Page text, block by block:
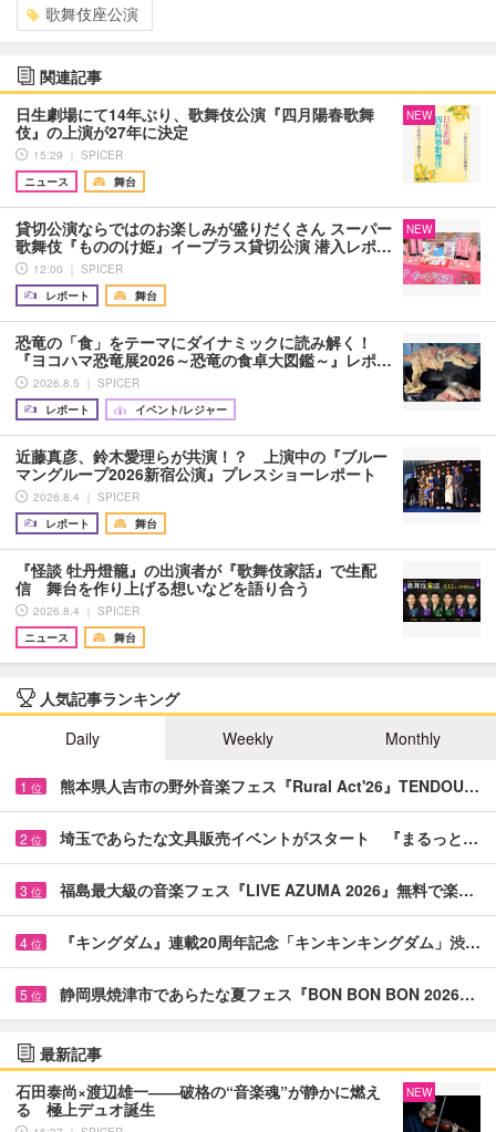
歌舞伎座公演
関連記事
日生劇場にて14年ぶり、歌舞伎公演『四月陽春歌舞
伎』の上演が27年に決定
15:29 ｜ SPICER
ニュース
舞台
NEW
貸切公演ならではのお楽しみが盛りだくさん スーパー
歌舞伎『もののけ姫』イープラス貸切公演 潜入レポ…
12:00 ｜ SPICER
レポート
舞台
NEW
恐竜の「食」をテーマにダイナミックに読み解く！
『ヨコハマ恐竜展2026～恐竜の食卓大図鑑～』レポ…
2026.8.5 ｜ SPICER
レポート
イベント/レジャー
近藤真彦、鈴木愛理らが共演！？ 上演中の『ブルー
マングループ2026新宿公演』プレスショーレポート
2026.8.4 ｜ SPICER
レポート
舞台
『怪談 牡丹燈籠』の出演者が『歌舞伎家話』で生配
信 舞台を作り上げる想いなどを語り合う
2026.8.4 ｜ SPICER
ニュース
舞台
人気記事ランキング
Daily
Weekly Monthly
1 位 熊本県人吉市の野外音楽フェス『Rural Act'26』TENDOU…
2 位 埼玉であらたな文具販売イベントがスタート 『まるっと…
3 位 福島最大級の音楽フェス『LIVE AZUMA 2026』無料で楽…
4 位 『キングダム』連載20周年記念「キンキンキングダム」渋…
5 位 静岡県焼津市であらたな夏フェス『BON BON BON 2026…
最新記事
石田泰尚×渡辺雄一――破格の“音楽魂”が静かに燃え
る 極上デュオ誕生
NEW